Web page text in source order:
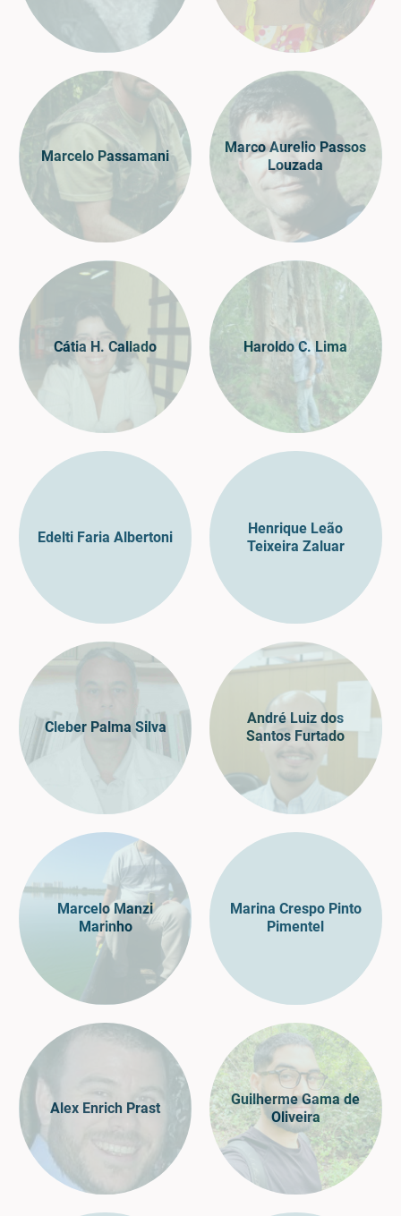
Marcelo Passamani
Marco Aurelio Passos
Louzada
Cátia H. Callado Haroldo C. Lima
Edelti Faria Albertoni
Henrique Leão
Teixeira Zaluar
Cleber Palma Silva
André Luiz dos
Santos Furtado
Marcelo Manzi
Marinho
Marina Crespo Pinto
Pimentel
Alex Enrich Prast
Guilherme Gama de
Oliveira